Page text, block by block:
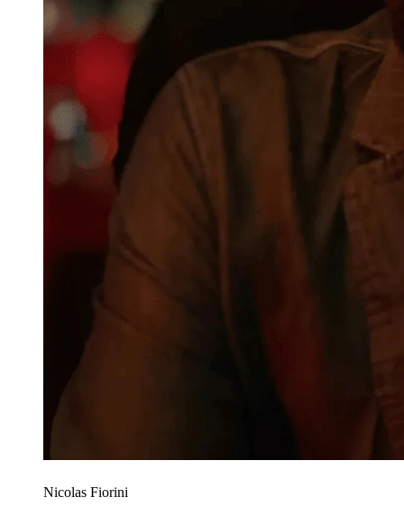
Nicolas Fiorini